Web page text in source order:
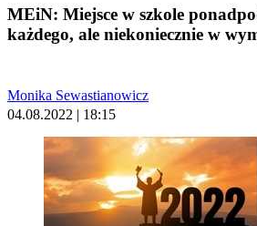
MEiN: Miejsce w szkole
każdego, ale niekoniecznie w
Monika Sewastianowicz
04.08.2022 | 18:15